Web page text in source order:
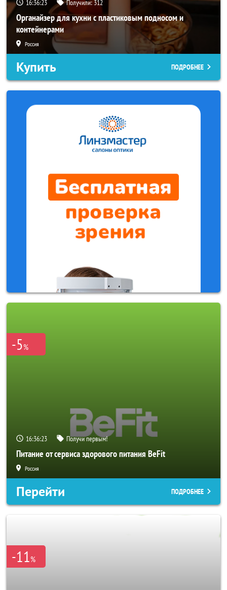
16:36:20 Получили: 312
Органайзер для кухни с пластиковым подносом и
контейнерами
Россия
Купить ПОДРОБНЕЕ
-5%
16:36:20 Получи первым!
Питание от сервиса здорового питания BeFit
Россия
Перейти ПОДРОБНЕЕ
-11%